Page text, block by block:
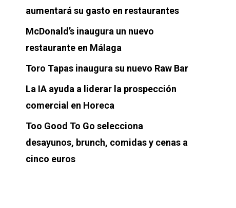
aumentará su gasto en restaurantes
McDonald’s inaugura un nuevo
restaurante en Málaga
Toro Tapas inaugura su nuevo Raw Bar
La IA ayuda a liderar la prospección
comercial en Horeca
Too Good To Go selecciona
desayunos, brunch, comidas y cenas a
cinco euros